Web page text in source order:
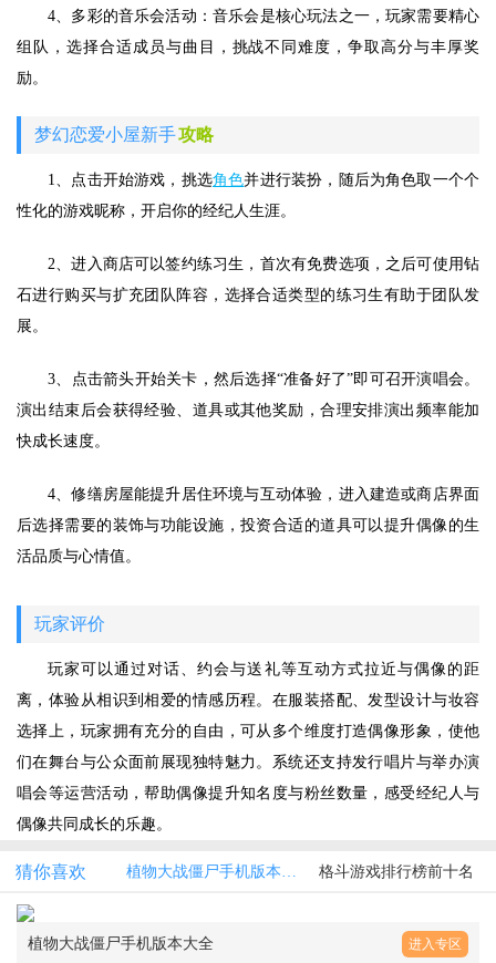
4、多彩的音乐会活动：音乐会是核心玩法之一，玩家需要精心
组队，选择合适成员与曲目，挑战不同难度，争取高分与丰厚奖
励。
梦幻恋爱小屋新手攻略
1、点击开始游戏，挑选角色并进行装扮，随后为角色取一个个
性化的游戏昵称，开启你的经纪人生涯。
2、进入商店可以签约练习生，首次有免费选项，之后可使用钻
石进行购买与扩充团队阵容，选择合适类型的练习生有助于团队发
展。
3、点击箭头开始关卡，然后选择“准备好了”即可召开演唱会。
演出结束后会获得经验、道具或其他奖励，合理安排演出频率能加
快成长速度。
4、修缮房屋能提升居住环境与互动体验，进入建造或商店界面
后选择需要的装饰与功能设施，投资合适的道具可以提升偶像的生
活品质与心情值。
玩家评价
玩家可以通过对话、约会与送礼等互动方式拉近与偶像的距
离，体验从相识到相爱的情感历程。在服装搭配、发型设计与妆容
选择上，玩家拥有充分的自由，可从多个维度打造偶像形象，使他
们在舞台与公众面前展现独特魅力。系统还支持发行唱片与举办演
唱会等运营活动，帮助偶像提升知名度与粉丝数量，感受经纪人与
偶像共同成长的乐趣。
猜你喜欢 植物大战僵尸手机版本大全 格斗游戏排行榜前十名
植物大战僵尸手机版本大全 进入专区